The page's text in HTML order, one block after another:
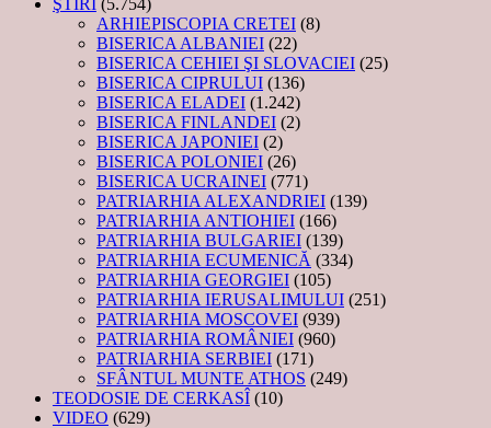
ARHIEPISCOPIA CRETEI (8)
BISERICA ALBANIEI (22)
BISERICA CEHIEI ŞI SLOVACIEI (25)
BISERICA CIPRULUI (136)
BISERICA ELADEI (1.242)
BISERICA FINLANDEI (2)
BISERICA JAPONIEI (2)
BISERICA POLONIEI (26)
BISERICA UCRAINEI (771)
PATRIARHIA ALEXANDRIEI (139)
PATRIARHIA ANTIOHIEI (166)
PATRIARHIA BULGARIEI (139)
PATRIARHIA ECUMENICĂ (334)
PATRIARHIA GEORGIEI (105)
PATRIARHIA IERUSALIMULUI (251)
PATRIARHIA MOSCOVEI (939)
PATRIARHIA ROMÂNIEI (960)
PATRIARHIA SERBIEI (171)
SFÂNTUL MUNTE ATHOS (249)
TEODOSIE DE CERKASÎ (10)
VIDEO (629)